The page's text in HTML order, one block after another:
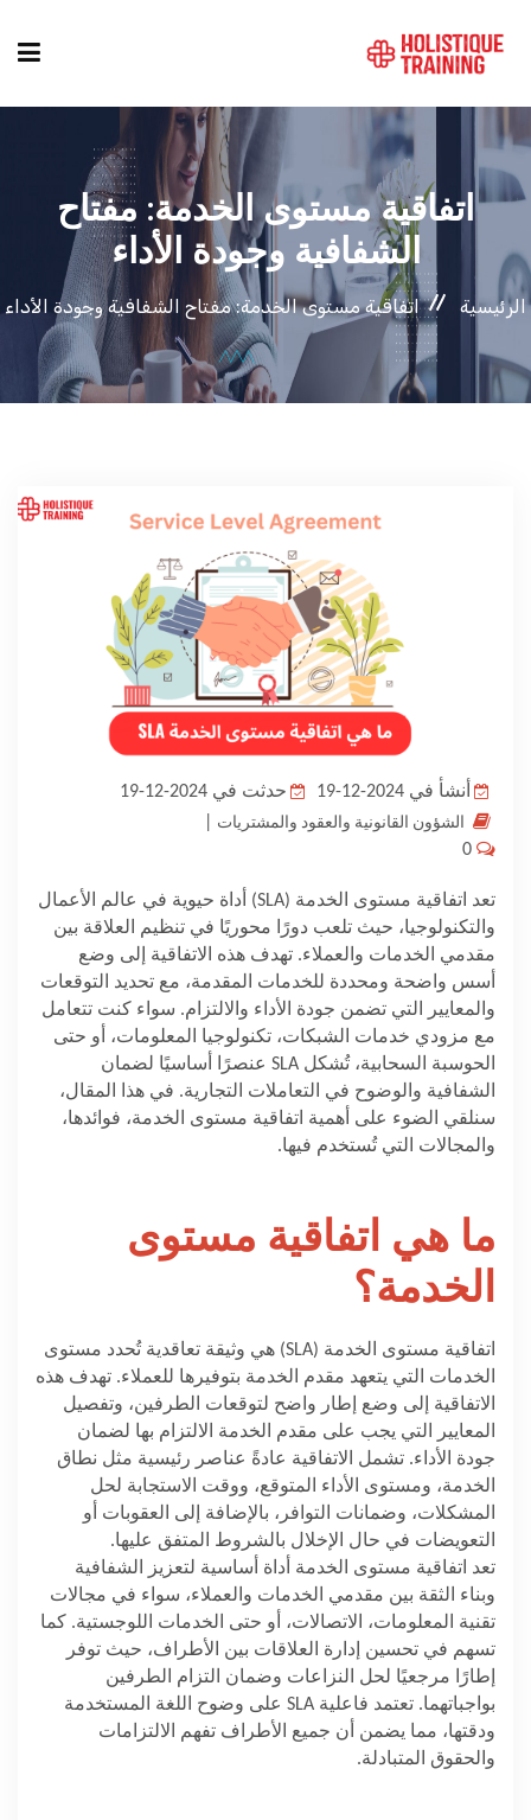
دليل الدورات
التصنيفات
اتفاقية مستوى الخدمة: مفتاح
الشفافية وجودة الأداء
الرئيسية اتفاقية مستوى الخدمة: مفتاح الشفافية وجودة الأداء
أنشأ في 2024-12-19 حدثت في 2024-12-19
الشؤون القانونية والعقود والمشتريات
تعد اتفاقية مستوى الخدمة (SLA) أداة حيوية في عالم الأعمال
والتكنولوجيا، حيث تلعب دورًا محوريًا في تنظيم العلاقة بين
مقدمي الخدمات والعملاء. تهدف هذه الاتفاقية إلى وضع
أسس واضحة ومحددة للخدمات المقدمة، مع تحديد التوقعات
والمعايير التي تضمن جودة الأداء والالتزام. سواء كنت تتعامل
مع مزودي خدمات الشبكات، تكنولوجيا المعلومات، أو حتى
الحوسبة السحابية، تُشكل SLA عنصرًا أساسيًا لضمان
الشفافية والوضوح في التعاملات التجارية. في هذا المقال،
سنلقي الضوء على أهمية اتفاقية مستوى الخدمة، فوائدها،
والمجالات التي تُستخدم فيها.
ما هي اتفاقية مستوى
الخدمة؟
اتفاقية مستوى الخدمة (SLA) هي وثيقة تعاقدية تُحدد مستوى
الخدمات التي يتعهد مقدم الخدمة بتوفيرها للعملاء. تهدف هذه
الاتفاقية إلى وضع إطار واضح لتوقعات الطرفين، وتفصيل
المعايير التي يجب على مقدم الخدمة الالتزام بها لضمان
جودة الأداء. تشمل الاتفاقية عادةً عناصر رئيسية مثل نطاق
الخدمة، ومستوى الأداء المتوقع، ووقت الاستجابة لحل
المشكلات، وضمانات التوافر، بالإضافة إلى العقوبات أو
التعويضات في حال الإخلال بالشروط المتفق عليها.
تعد اتفاقية مستوى الخدمة أداة أساسية لتعزيز الشفافية
وبناء الثقة بين مقدمي الخدمات والعملاء، سواء في مجالات
تقنية المعلومات، الاتصالات، أو حتى الخدمات اللوجستية. كما
تسهم في تحسين إدارة العلاقات بين الأطراف، حيث توفر
إطارًا مرجعيًا لحل النزاعات وضمان التزام الطرفين
بواجباتهما. تعتمد فاعلية SLA على وضوح اللغة المستخدمة
ودقتها، مما يضمن أن جميع الأطراف تفهم الالتزامات
والحقوق المتبادلة.